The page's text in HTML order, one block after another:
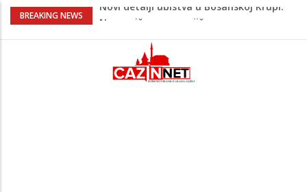
BREAKING NEWS
Na Ahiret preselila Bešić (rođ. Blažević)
Na Ahiret preselio ŠUPUK (Refik) ŠEFIK
Evo koje države su zasad za, a koje
protiv Infantina na izborima: Srbija i